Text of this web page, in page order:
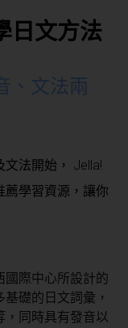
日文方法
、文法兩
法開始， Jella!
薦學習資源，讓你
國際中心所設計的
礎的日文詞彙，
，同時具有發音以